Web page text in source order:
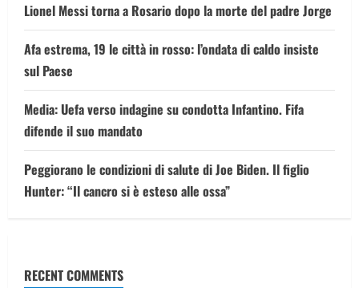
Lionel Messi torna a Rosario dopo la morte del padre Jorge
Afa estrema, 19 le città in rosso: l’ondata di caldo insiste
sul Paese
Media: Uefa verso indagine su condotta Infantino. Fifa
difende il suo mandato
Peggiorano le condizioni di salute di Joe Biden. Il figlio
Hunter: “Il cancro si è esteso alle ossa”
RECENT COMMENTS